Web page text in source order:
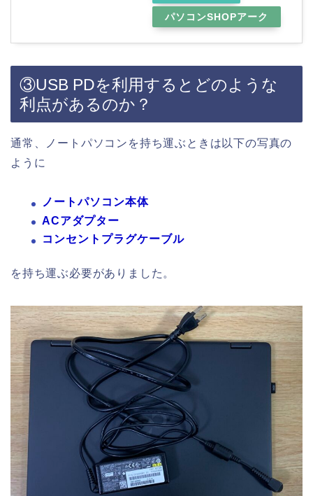
パソコンSHOPアーク
③USB PDを利用するとどのような
利点があるのか？
通常、ノートパソコンを持ち運ぶときは以下の写真の
ように
ノートパソコン本体
ACアダプター
コンセントプラグケーブル
を持ち運ぶ必要がありました。